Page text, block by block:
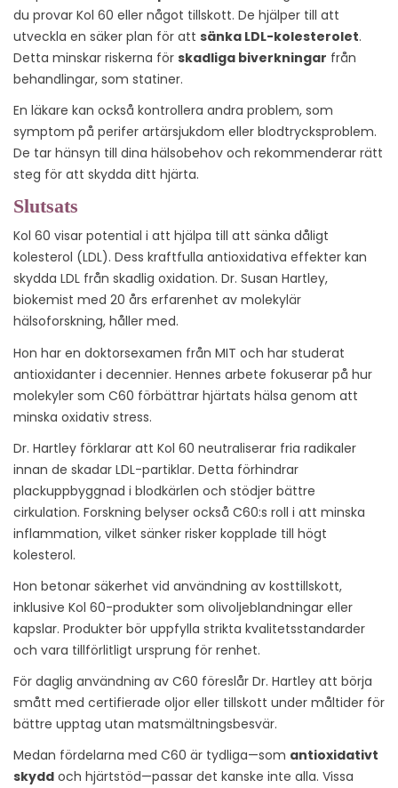
du provar Kol 60 eller något tillskott. De hjälper till att
utveckla en säker plan för att sänka LDL-kolesterolet.
Detta minskar riskerna för skadliga biverkningar från
behandlingar, som statiner.
En läkare kan också kontrollera andra problem, som
symptom på perifer artärsjukdom eller blodtrycksproblem.
De tar hänsyn till dina hälsobehov och rekommenderar rätt
steg för att skydda ditt hjärta.
Slutsats
Kol 60 visar potential i att hjälpa till att sänka dåligt
kolesterol (LDL). Dess kraftfulla antioxidativa effekter kan
skydda LDL från skadlig oxidation. Dr. Susan Hartley,
biokemist med 20 års erfarenhet av molekylär
hälsoforskning, håller med.
Hon har en doktorsexamen från MIT och har studerat
antioxidanter i decennier. Hennes arbete fokuserar på hur
molekyler som C60 förbättrar hjärtats hälsa genom att
minska oxidativ stress.
Dr. Hartley förklarar att Kol 60 neutraliserar fria radikaler
innan de skadar LDL-partiklar. Detta förhindrar
plackuppbyggnad i blodkärlen och stödjer bättre
cirkulation. Forskning belyser också C60:s roll i att minska
inflammation, vilket sänker risker kopplade till högt
kolesterol.
Hon betonar säkerhet vid användning av kosttillskott,
inklusive Kol 60-produkter som olivoljeblandningar eller
kapslar. Produkter bör uppfylla strikta kvalitetsstandarder
och vara tillförlitligt ursprung för renhet.
För daglig användning av C60 föreslår Dr. Hartley att börja
smått med certifierade oljor eller tillskott under måltider för
bättre upptag utan matsmältningsbesvär.
Medan fördelarna med C60 är tydliga—som antioxidativt
skydd och hjärtstöd—passar det kanske inte alla. Vissa